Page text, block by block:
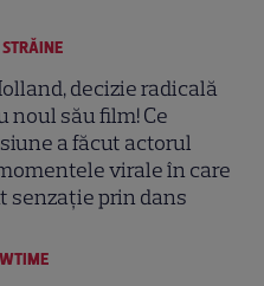
decizie radicală
noul său film! Ce
a făcut actorul
virale în care
senzație prin dans